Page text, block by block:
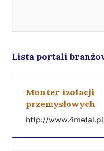
Lista portali
Monter izolacji
przemysłowych
http://